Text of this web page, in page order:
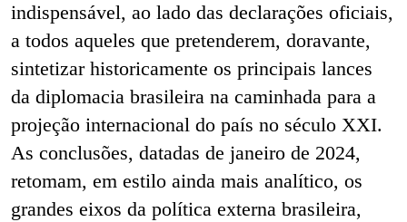
indispensável, ao lado das declarações oficiais,
a todos aqueles que pretenderem, doravante,
sintetizar historicamente os principais lances
da diplomacia brasileira na caminhada para a
projeção internacional do país no século XXI.
As conclusões, datadas de janeiro de 2024,
retomam, em estilo ainda mais analítico, os
grandes eixos da política externa brasileira,